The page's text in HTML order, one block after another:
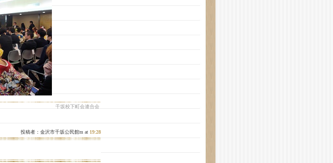
千坂校下町会連合会
投稿者：金沢市千坂公民館m at 19:28